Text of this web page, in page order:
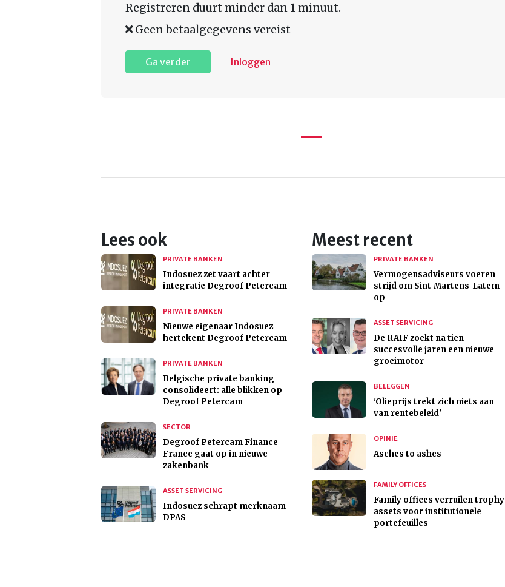
Registreren duurt minder dan 1 minuut.
Geen betaalgegevens vereist
Ga verder Inloggen
Lees ook
PRIVATE BANKEN
Indosuez zet vaart achter
integratie Degroof Petercam
PRIVATE BANKEN
Nieuwe eigenaar Indosuez
hertekent Degroof Petercam
PRIVATE BANKEN
Belgische private banking
consolideert: alle blikken op
Degroof Petercam
SECTOR
Degroof Petercam Finance
France gaat op in nieuwe
zakenbank
ASSET SERVICING
Indosuez schrapt merknaam
DPAS
Meest recent
PRIVATE BANKEN
Vermogensadviseurs voeren
strijd om Sint-Martens-Latem
op
ASSET SERVICING
De RAIF zoekt na tien
succesvolle jaren een nieuwe
groeimotor
BELEGGEN
'Olieprijs trekt zich niets aan
van rentebeleid'
OPINIE
Asches to ashes
FAMILY OFFICES
Family offices verruilen trophy
assets voor institutionele
portefeuilles